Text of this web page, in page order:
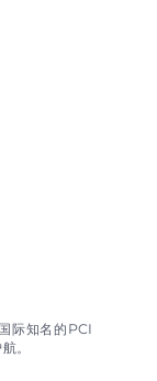
际知名的PCI
。